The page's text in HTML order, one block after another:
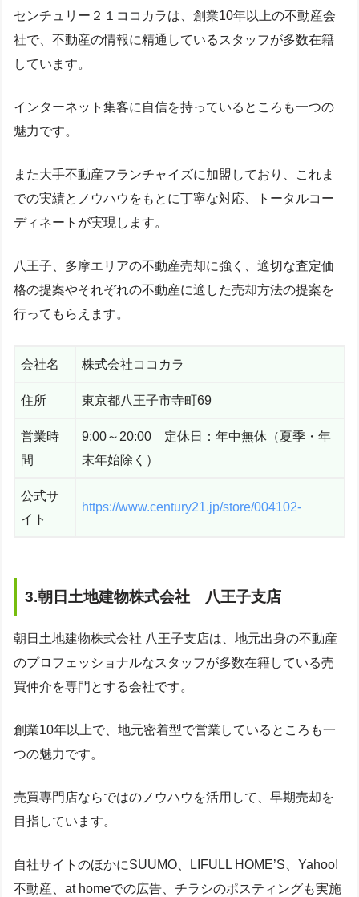
センチュリー２１ココカラは、創業10年以上の不動産会
社で、不動産の情報に精通しているスタッフが多数在籍
しています。
インターネット集客に自信を持っているところも一つの
魅力です。
また大手不動産フランチャイズに加盟しており、これま
での実績とノウハウをもとに丁寧な対応、トータルコー
ディネートが実現します。
八王子、多摩エリアの不動産売却に強く、適切な査定価
格の提案やそれぞれの不動産に適した売却方法の提案を
行ってもらえます。
会社名 株式会社ココカラ
住所 東京都八王子市寺町69
営業時
間
9:00～20:00 定休日：年中無休（夏季・年
末年始除く）
公式サ
イト
https://www.century21.jp/store/004102-
3.朝日土地建物株式会社 八王子支店
朝日土地建物株式会社 八王子支店は、地元出身の不動産
のプロフェッショナルなスタッフが多数在籍している売
買仲介を専門とする会社です。
創業10年以上で、地元密着型で営業しているところも一
つの魅力です。
売買専門店ならではのノウハウを活用して、早期売却を
目指しています。
自社サイトのほかにSUUMO、LIFULL HOME’S、Yahoo!
不動産、at homeでの広告、チラシのポスティングも実施